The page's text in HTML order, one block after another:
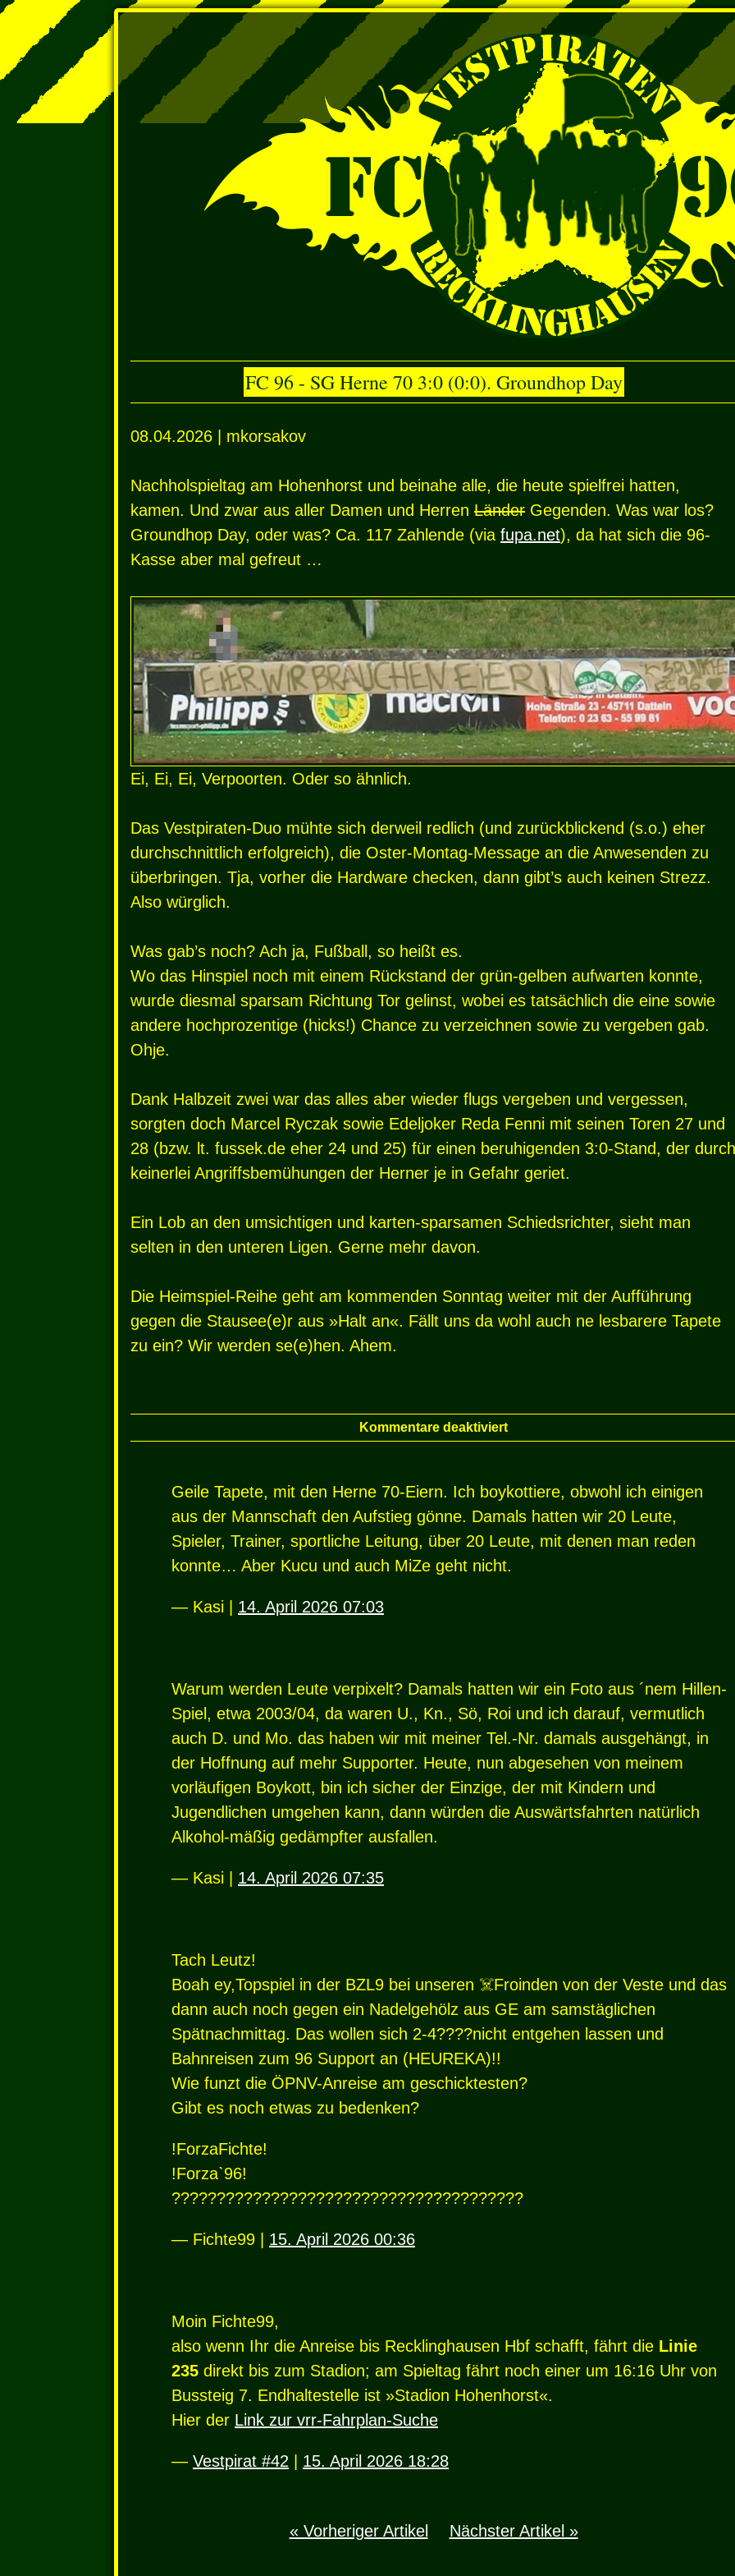
FC 96 - SG Herne 70 3:0 (0:0). Groundhop Day
08.04.2026 | mkorsakov
Nachholspieltag am Hohenhorst und beinahe alle, die heute spielfrei hatten,
kamen. Und zwar aus aller Damen und Herren Länder Gegenden. Was war los?
Groundhop Day, oder was? Ca. 117 Zahlende (via fupa.net), da hat sich die 96-
Kasse aber mal gefreut …
Ei, Ei, Ei, Verpoorten. Oder so ähnlich.
Das Vestpiraten-Duo mühte sich derweil redlich (und zurückblickend (s.o.) eher
durchschnittlich erfolgreich), die Oster-Montag-Message an die Anwesenden zu
überbringen. Tja, vorher die Hardware checken, dann gibt’s auch keinen Strezz.
Also würglich.
Was gab’s noch? Ach ja, Fußball, so heißt es.
Wo das Hinspiel noch mit einem Rückstand der grün-gelben aufwarten konnte,
wurde diesmal sparsam Richtung Tor gelinst, wobei es tatsächlich die eine sowie
andere hochprozentige (hicks!) Chance zu verzeichnen sowie zu vergeben gab.
Ohje.
Dank Halbzeit zwei war das alles aber wieder flugs vergeben und vergessen,
sorgten doch Marcel Ryczak sowie Edeljoker Reda Fenni mit seinen Toren 27 und
28 (bzw. lt. fussek.de eher 24 und 25) für einen beruhigenden 3:0-Stand, der durch
keinerlei Angriffsbemühungen der Herner je in Gefahr geriet.
Ein Lob an den umsichtigen und karten-sparsamen Schiedsrichter, sieht man
selten in den unteren Ligen. Gerne mehr davon.
Die Heimspiel-Reihe geht am kommenden Sonntag weiter mit der Aufführung
gegen die Stausee(e)r aus »Halt an«. Fällt uns da wohl auch ne lesbarere Tapete
zu ein? Wir werden se(e)hen. Ahem.
Kommentare deaktiviert
Geile Tapete, mit den Herne 70-Eiern. Ich boykottiere, obwohl ich einigen
aus der Mannschaft den Aufstieg gönne. Damals hatten wir 20 Leute,
Spieler, Trainer, sportliche Leitung, über 20 Leute, mit denen man reden
konnte… Aber Kucu und auch MiZe geht nicht.
— Kasi | 14. April 2026 07:03
Warum werden Leute verpixelt? Damals hatten wir ein Foto aus ´nem Hillen-
Spiel, etwa 2003/04, da waren U., Kn., Sö, Roi und ich darauf, vermutlich
auch D. und Mo. das haben wir mit meiner Tel.-Nr. damals ausgehängt, in
der Hoffnung auf mehr Supporter. Heute, nun abgesehen von meinem
vorläufigen Boykott, bin ich sicher der Einzige, der mit Kindern und
Jugendlichen umgehen kann, dann würden die Auswärtsfahrten natürlich
Alkohol-mäßig gedämpfter ausfallen.
— Kasi | 14. April 2026 07:35
Tach Leutz!
Boah ey,Topspiel in der BZL9 bei unseren ☠️Froinden von der Veste und das
dann auch noch gegen ein Nadelgehölz aus GE am samstäglichen
Spätnachmittag. Das wollen sich 2-4????nicht entgehen lassen und
Bahnreisen zum 96 Support an (HEUREKA)!!
Wie funzt die ÖPNV-Anreise am geschicktesten?
Gibt es noch etwas zu bedenken?
!ForzaFichte!
!Forzaˋ96!
???????????????????????????????????????
— Fichte99 | 15. April 2026 00:36
Moin Fichte99,
also wenn Ihr die Anreise bis Recklinghausen Hbf schafft, fährt die Linie
235 direkt bis zum Stadion; am Spieltag fährt noch einer um 16:16 Uhr von
Bussteig 7. Endhaltestelle ist »Stadion Hohenhorst«.
Hier der Link zur vrr-Fahrplan-Suche
— Vestpirat #42 15. April 2026 18:28
« Vorheriger Artikel Nächster Artikel »